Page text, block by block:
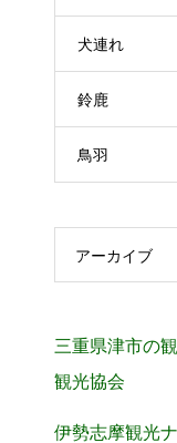
犬連れ
鈴鹿
鳥羽
アーカイブ
三重県津市の
観光協会
伊勢志摩観光